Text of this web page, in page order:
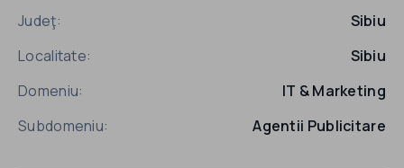
Judeţ:
Sibiu
Localitate:
Sibiu
Domeniu:
IT & Marketing
Subdomeniu:
Agentii Publicitare